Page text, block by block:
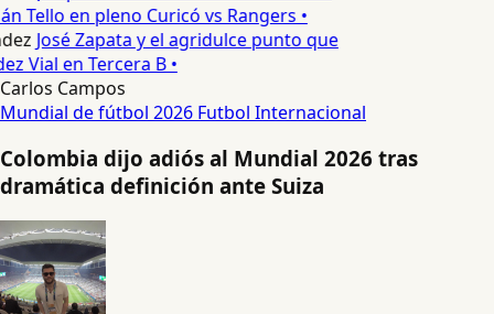
Tello en pleno Curicó vs Rangers •
José Zapata y el agridulce punto que
Vial en Tercera B •
Carlos Campos
Mundial de fútbol 2026 Futbol Internacional
Colombia dijo adiós al Mundial 2026 tras
dramática definición ante Suiza